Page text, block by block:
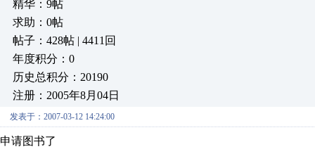
精华：9帖
求助：0帖
帖子：428帖 | 4411回
年度积分：0
历史总积分：20190
注册：2005年8月04日
发表于：2007-03-12 14:24:00
申请图书了